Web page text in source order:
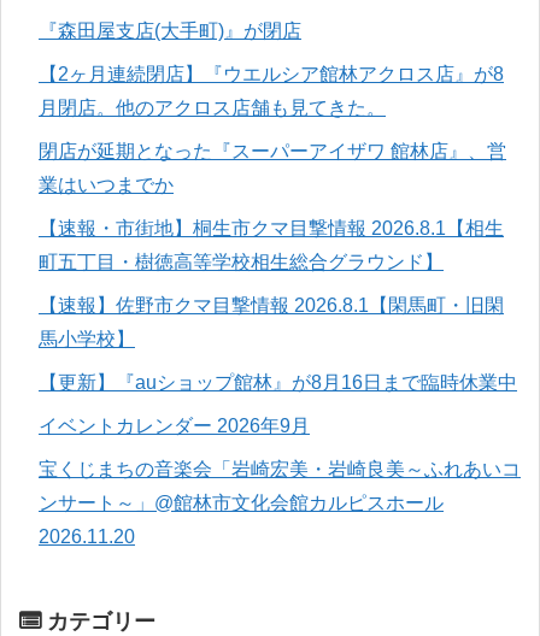
『森田屋支店(大手町)』が閉店
【2ヶ月連続閉店】『ウエルシア館林アクロス店』が8
月閉店。他のアクロス店舗も見てきた。
閉店が延期となった『スーパーアイザワ 館林店』、営
業はいつまでか
【速報・市街地】桐生市クマ目撃情報 2026.8.1【相生
町五丁目・樹徳高等学校相生総合グラウンド】
【速報】佐野市クマ目撃情報 2026.8.1【閑馬町・旧閑
馬小学校】
【更新】『auショップ館林』が8月16日まで臨時休業中
イベントカレンダー 2026年9月
宝くじまちの音楽会「岩崎宏美・岩崎良美～ふれあいコ
ンサート～」@館林市文化会館カルピスホール
2026.11.20
カテゴリー